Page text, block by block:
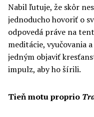
Nabil ľutuje, že skôr
jednoducho hovoriť o
odpovedá práve na
meditácie, vyučovania
jedným objaviť
impulz, aby ho šírili.
Tieň motu proprio